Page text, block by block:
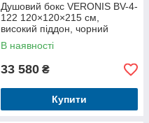
Душовий бокс VERONIS BV-4-
122 120×120×215 см,
високий піддон, чорний
профіль, Італія
В наявності
33 580 ₴
Купити